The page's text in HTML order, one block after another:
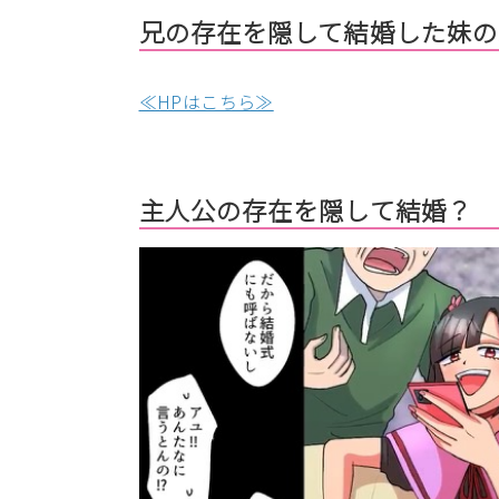
兄の存在を隠して結婚した妹
≪HPはこちら≫
主人公の存在を隠して結婚？